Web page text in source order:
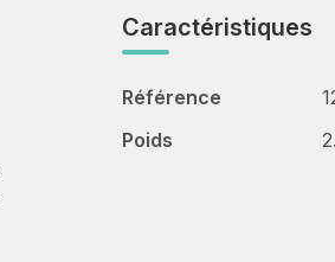
Caractéristiques
Référence
Poids